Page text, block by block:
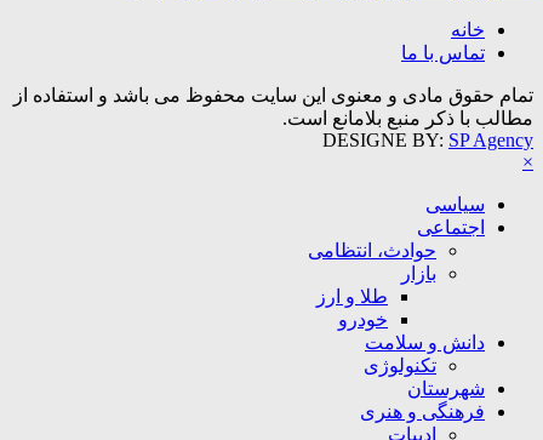
خانه
تماس با ما
تمام حقوق مادی و معنوی این سایت محفوظ می باشد و استفاده از
مطالب با ذکر منبع بلامانع است.
DESIGNE BY: SP Agency
×
سیاسی
اجتماعی
حوادث، انتظامی
بازار
طلا و ارز
خودرو
دانش و سلامت
تکنولوژی
شهرستان
فرهنگی و هنری
ادبیات